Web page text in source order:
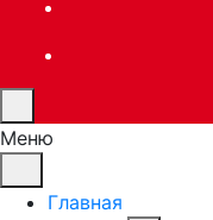
Меню
Главная